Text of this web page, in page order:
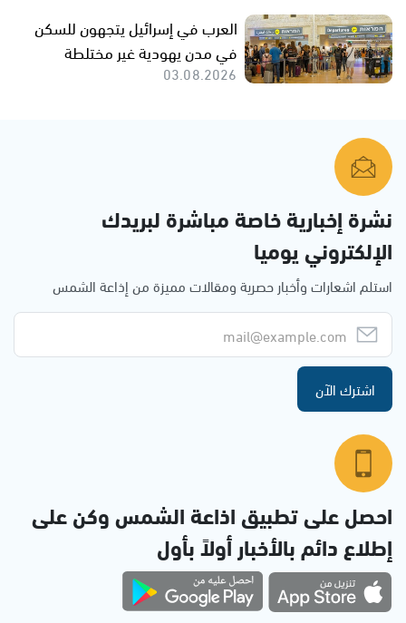
العرب في إسرائيل يتجهون للسكن
في مدن يهودية غير مختلطة
03.08.2026
نشرة إخبارية خاصة مباشرة لبريدك
الإلكتروني يوميا
استلم اشعارات وأخبار حصرية ومقالات مميزة من إذاعة الشمس
اشترك الآن
احصل على تطبيق اذاعة الشمس وكن على
إطلاع دائم بالأخبار أولاً بأول